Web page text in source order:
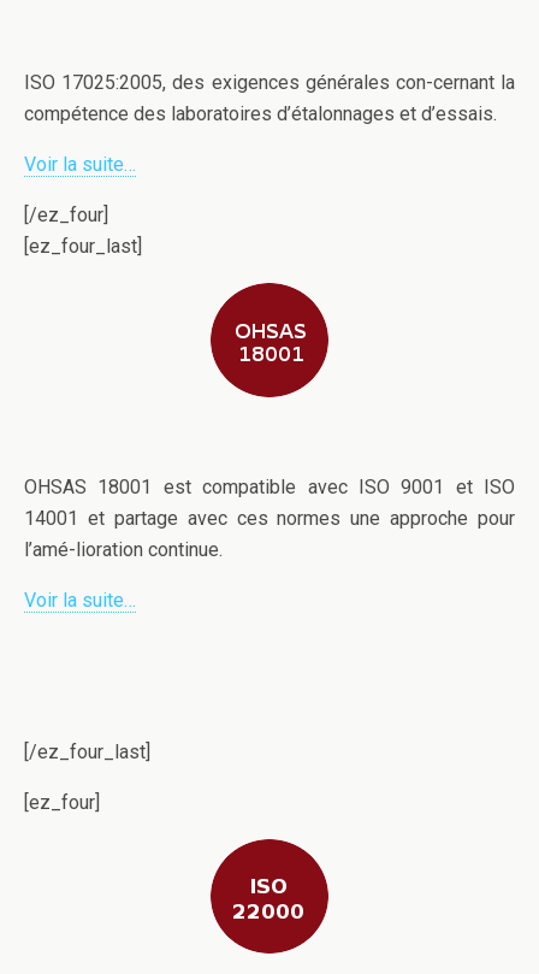
ISO 17025:2005, des exigences générales con-cernant la
compétence des laboratoires d’étalonnages et d’essais.
Voir la suite…
[/ez_four]
[ez_four_last]
OHSAS 18001 est compatible avec ISO 9001 et ISO
14001 et partage avec ces normes une approche pour
l’amé-lioration continue.
Voir la suite…
[/ez_four_last]
[ez_four]